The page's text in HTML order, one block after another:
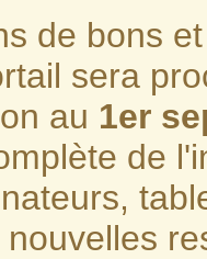
de bons
sera
au 1er
de